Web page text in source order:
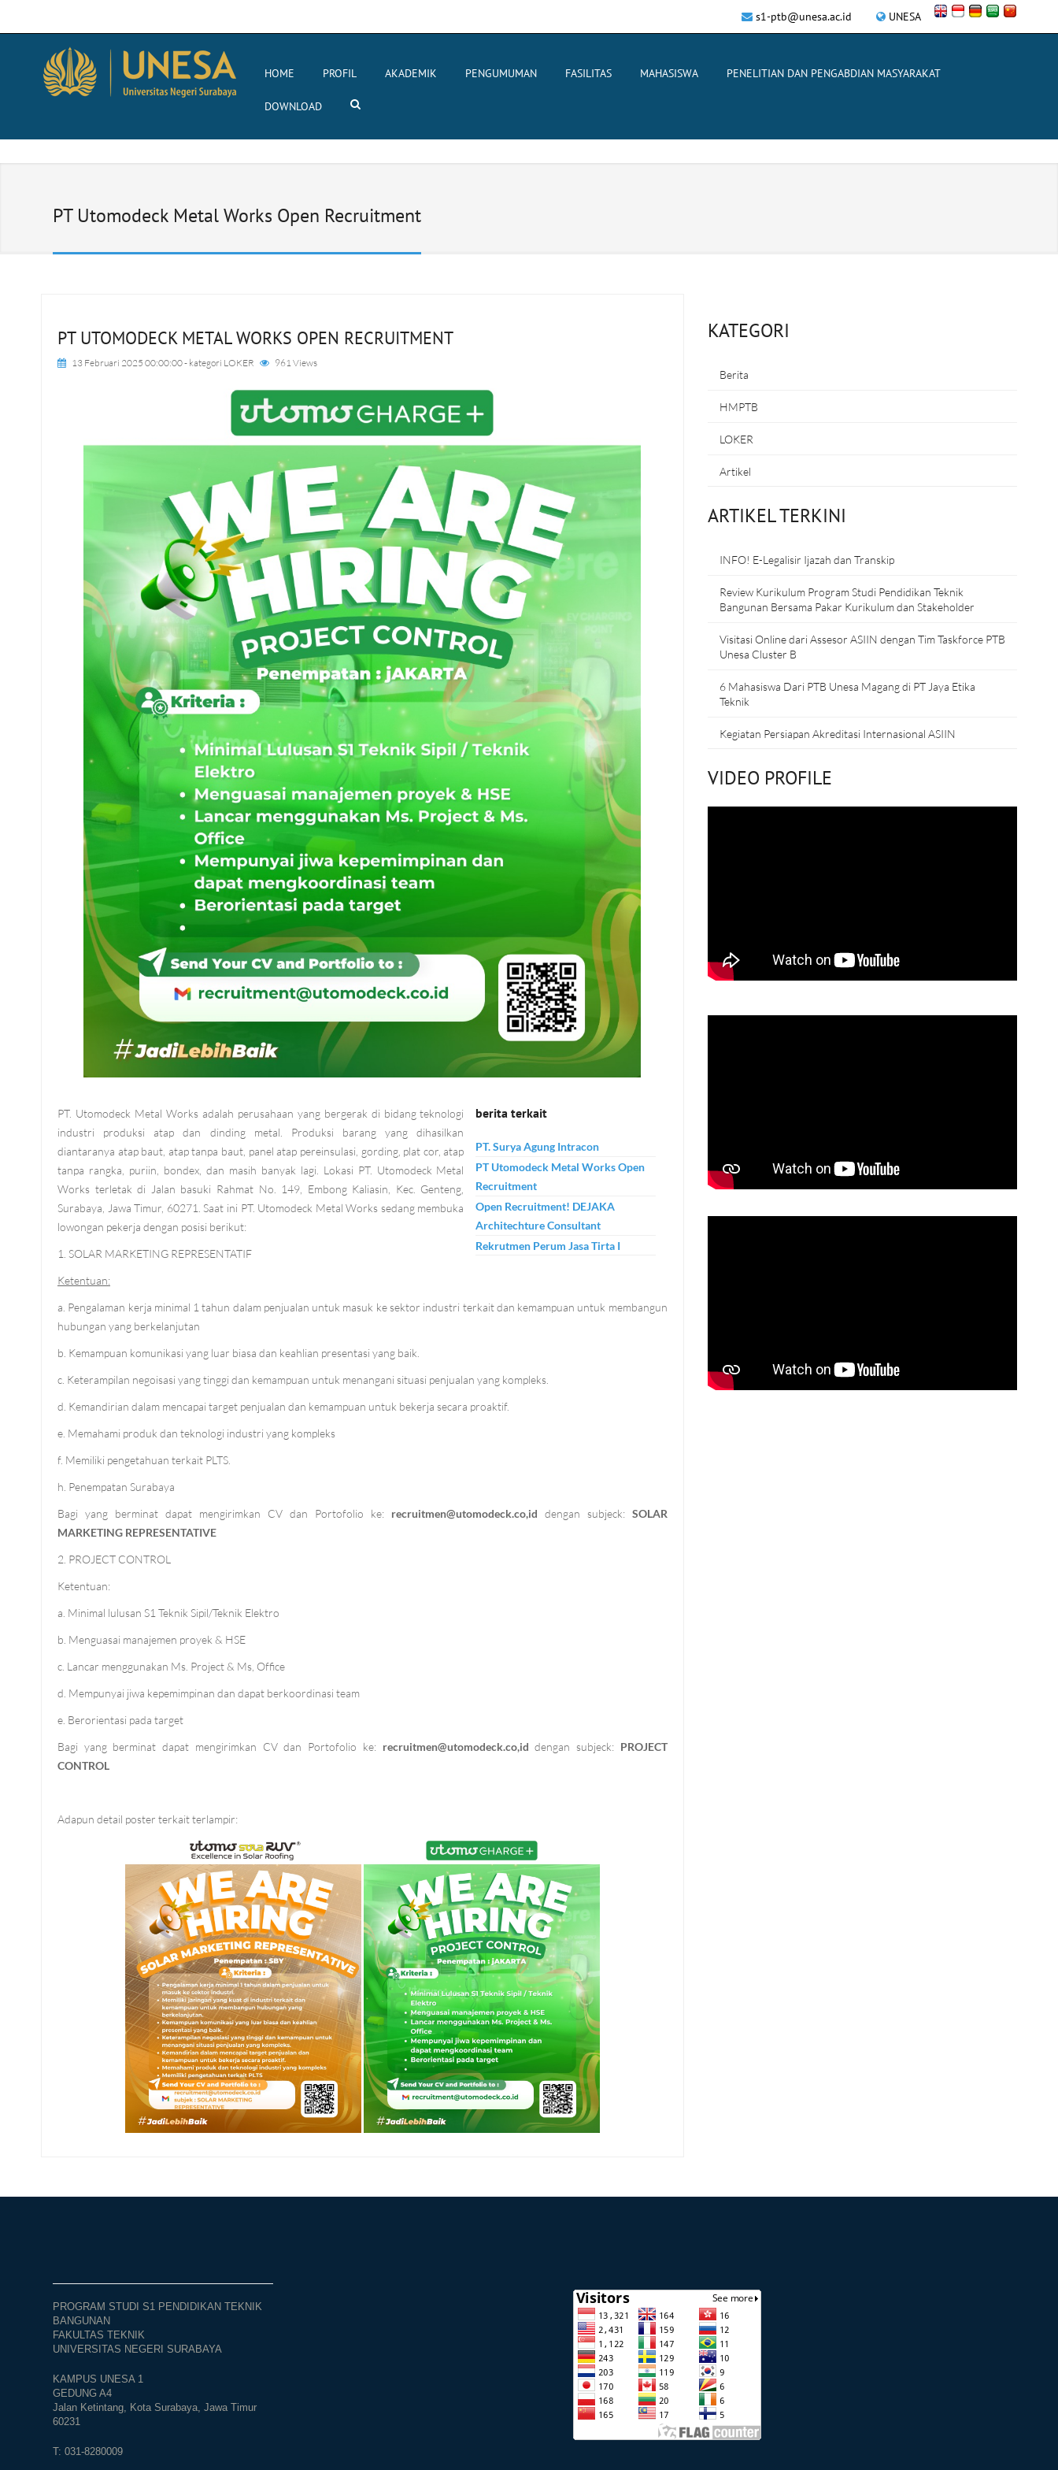
UNESA
s1-ptb@unesa.ac.id
HOME PROFIL AKADEMIK PENGUMUMAN FASILITAS MAHASISWA PENELITIAN DAN PENGABDIAN MASYARAKAT
DOWNLOAD
PT Utomodeck Metal Works Open Recruitment
PT UTOMODECK METAL WORKS OPEN RECRUITMENT
13 Februari 2025 00:00:00- kategori LOKER 961 Views
berita terkait
PT. Surya Agung Intracon
PT Utomodeck Metal Works Open
Recruitment
Open Recruitment! DEJAKA
Architechture Consultant
Rekrutmen Perum Jasa Tirta I
PT. Utomodeck Metal Works adalah perusahaan yang bergerak di bidang teknologi
industri produksi atap dan dinding metal. Produksi barang yang dihasilkan
diantaranya atap baut, atap tanpa baut, panel atap pereinsulasi, gording, plat cor, atap
tanpa rangka, puriin, bondex, dan masih banyak lagi. Lokasi PT. Utomodeck Metal
Works terletak di Jalan basuki Rahmat No. 149, Embong Kaliasin, Kec. Genteng,
Surabaya, Jawa Timur, 60271. Saat ini PT. Utomodeck Metal Works sedang membuka
lowongan pekerja dengan posisi berikut:
1. SOLAR MARKETING REPRESENTATIF
Ketentuan:
a. Pengalaman kerja minimal 1 tahun dalam penjualan untuk masuk ke sektor industri terkait dan kemampuan untuk membangun
hubungan yang berkelanjutan
b. Kemampuan komunikasi yang luar biasa dan keahlian presentasi yang baik.
c. Keterampilan negoisasi yang tinggi dan kemampuan untuk menangani situasi penjualan yang kompleks.
d. Kemandirian dalam mencapai target penjualan dan kemampuan untuk bekerja secara proaktif.
e. Memahami produk dan teknologi industri yang kompleks
f. Memiliki pengetahuan terkait PLTS.
h. Penempatan Surabaya
Bagi yang berminat dapat mengirimkan CV dan Portofolio ke: recruitmen@utomodeck.co,id dengan subjeck: SOLAR
MARKETING REPRESENTATIVE
2. PROJECT CONTROL
Ketentuan:
a. Minimal lulusan S1 Teknik Sipil/Teknik Elektro
b. Menguasai manajemen proyek & HSE
c. Lancar menggunakan Ms. Project & Ms, Office
d. Mempunyai jiwa kepemimpinan dan dapat berkoordinasi team
e. Berorientasi pada target
Bagi yang berminat dapat mengirimkan CV dan Portofolio ke: recruitmen@utomodeck.co,iddengan subjeck: PROJECT
CONTROL
Adapun detail poster terkait terlampir:
KATEGORI
Berita
HMPTB
LOKER
Artikel
ARTIKEL TERKINI
INFO! E-Legalisir Ijazah dan Transkip
Review Kurikulum Program Studi Pendidikan Teknik
Bangunan Bersama Pakar Kurikulum dan Stakeholder
Visitasi Online dari Assesor ASIIN dengan Tim Taskforce PTB
Unesa Cluster B
6 Mahasiswa Dari PTB Unesa Magang di PT Jaya Etika
Teknik
Kegiatan Persiapan Akreditasi Internasional ASIIN
VIDEO PROFILE
PROGRAM STUDI S1 PENDIDIKAN TEKNIK
BANGUNAN
FAKULTAS TEKNIK
UNIVERSITAS NEGERI SURABAYA
KAMPUS UNESA 1
GEDUNG A4
Jalan Ketintang, Kota Surabaya, Jawa Timur
60231
T: 031-8280009